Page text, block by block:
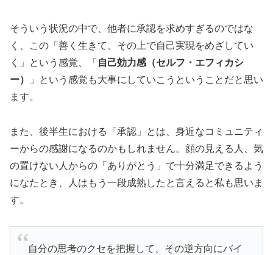
そういう状況の中で、他者に承認を求めすぎるのではな
く、この「善く生きて、その上で自己実現をめざしてい
く」という感覚、「 自己効力感（セルフ・エフィカシ
ー）
」という感覚も大事にしていこうということだと思い
ます。
また、後半生における「承認」とは、身近なコミュニティ
ーからの感謝になるのかもしれません。顔の見える人、気
の置けない人からの「ありがとう」で十分満足できるよう
になたとき、人はもう一段成熟したと言えると私も思いま
す。
自分の思考のクセを把握して、その逆方向にバイ